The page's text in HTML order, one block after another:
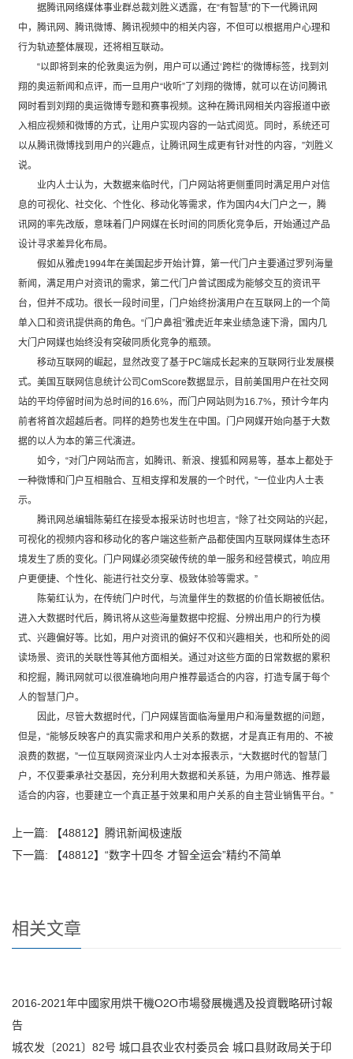
据腾讯网络媒体事业群总裁刘胜义透露，在“有智慧”的下一代腾讯网
中，腾讯网、腾讯微博、腾讯视频中的相关内容，不但可以根据用户心理和
行为轨迹整体展现，还将相互联动。
“以即将到来的伦敦奥运为例，用户可以通过‘跨栏’的微博标签，找到刘
翔的奥运新闻和点评，而一旦用户“收听”了刘翔的微博，就可以在访问腾讯
网时看到刘翔的奥运微博专题和赛事视频。这种在腾讯网相关内容报道中嵌
入相应视频和微博的方式，让用户实现内容的一站式阅览。同时，系统还可
以从腾讯微博找到用户的兴趣点，让腾讯网生成更有针对性的内容，”刘胜义
说。
业内人士认为，大数据来临时代，门户网站将更侧重同时满足用户对信
息的可视化、社交化、个性化、移动化等需求，作为国内4大门户之一，腾
讯网的率先改版，意味着门户网媒在长时间的同质化竞争后，开始通过产品
设计寻求差异化布局。
假如从雅虎1994年在美国起步开始计算，第一代门户主要通过罗列海量
新闻，满足用户对资讯的需求，第二代门户曾试图成为能够交互的资讯平
台，但并不成功。很长一段时间里，门户始终扮演用户在互联网上的一个简
单入口和资讯提供商的角色。“门户鼻祖”雅虎近年来业绩急速下滑，国内几
大门户网媒也始终没有突破同质化竞争的瓶颈。
移动互联网的崛起，显然改变了基于PC端成长起来的互联网行业发展模
式。美国互联网信息统计公司ComScore数据显示，目前美国用户在社交网
站的平均停留时间为总时间的16.6%，而门户网站则为16.7%，预计今年内
前者将首次超越后者。同样的趋势也发生在中国。门户网媒开始向基于大数
据的以人为本的第三代演进。
如今，“对门户网站而言，如腾讯、新浪、搜狐和网易等，基本上都处于
一种微博和门户互相融合、互相支撑和发展的一个时代，”一位业内人士表
示。
腾讯网总编辑陈菊红在接受本报采访时也坦言，“除了社交网站的兴起，
可视化的视频内容和移动化的客户端这些新产品都使国内互联网媒体生态环
境发生了质的变化。门户网媒必须突破传统的单一服务和经营模式，响应用
户更便捷、个性化、能进行社交分享、极致体验等需求。”
陈菊红认为，在传统门户时代，与流量伴生的数据的价值长期被低估。
进入大数据时代后，腾讯将从这些海量数据中挖掘、分辨出用户的行为模
式、兴趣偏好等。比如，用户对资讯的偏好不仅和兴趣相关，也和所处的阅
读场景、资讯的关联性等其他方面相关。通过对这些方面的日常数据的累积
和挖掘，腾讯网就可以很准确地向用户推荐最适合的内容，打造专属于每个
人的智慧门户。
因此，尽管大数据时代，门户网媒皆面临海量用户和海量数据的问题，
但是，“能够反映客户的真实需求和用户关系的数据，才是真正有用的、不被
浪费的数据，”一位互联网资深业内人士对本报表示，“大数据时代的智慧门
户，不仅要秉承社交基因，充分利用大数据和关系链，为用户筛选、推荐最
适合的内容，也要建立一个真正基于效果和用户关系的自主营业销售平台。”
上一篇:
【48812】腾讯新闻极速版
下一篇:
【48812】“数字十四冬 才智全运会”精约不简单
相关文章
2016-2021年中國家用烘干機O2O市場發展機遇及投資戰略研讨報
告
城农发〔2021〕82号 城口县农业农村委员会 城口县财政局关于印